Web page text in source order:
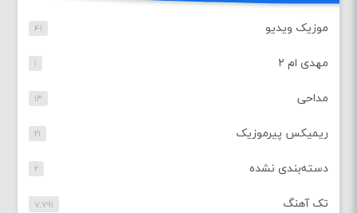
موزیک ویدیو ۴۱
مهدی ام ۲ ۱
مداحی ۱۳
ریمیکس پیرموزیک ۲۱
دسته‌بندی نشده ۲
تک آهنگ ۷,۷۹۱